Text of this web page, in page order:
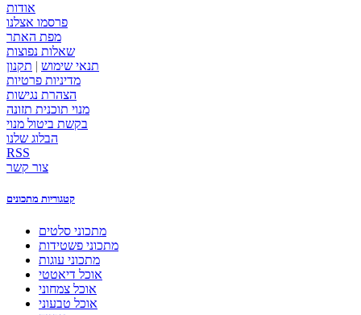
אודות
פרסמו אצלנו
מפת האתר
שאלות נפוצות
תנאי שימוש | תקנון
מדיניות פרטיות
הצהרת נגישות
מנוי תוכנית תזונה
בקשת ביטול מנוי
הבלוג שלנו
RSS
צור קשר
קטגוריות מתכונים
מתכוני סלטים
מתכוני פשטידות
מתכוני עוגות
אוכל דיאטטי
אוכל צמחוני
אוכל טבעוני